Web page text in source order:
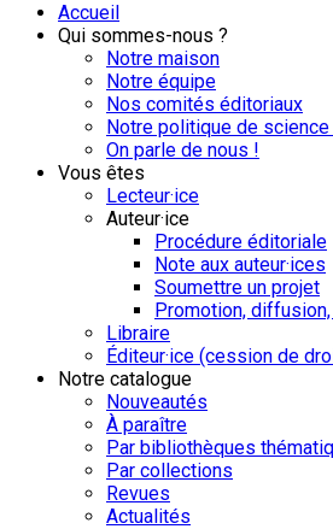
Accueil
Qui sommes-nous ?
Notre maison
Notre équipe
Nos comités éditoriaux
Notre politique de
On parle de nous !
Vous êtes
Lecteur·ice
Auteur·ice
Procédure éditoriale
Note aux auteur·ices
Soumettre un projet
Promotion,
Libraire
Éditeur·ice (cession de
Notre catalogue
Nouveautés
À paraître
Par bibliothèques
Par collections
Revues
Actualités